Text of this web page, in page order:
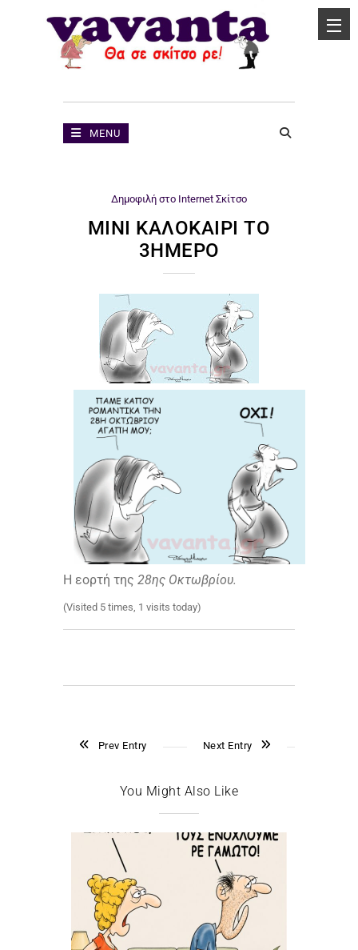
MENU
Δημοφιλή στο Internet Σκίτσο
ΜΊΝΙ ΚΑΛΟΚΑΊΡΙ ΤΟ
3ΗΜΕΡΟ
Η εορτή της 28ης Οκτωβρίου.
(Visited 5 times, 1 visits today)
Prev Entry Next Entry
You Might Also Like